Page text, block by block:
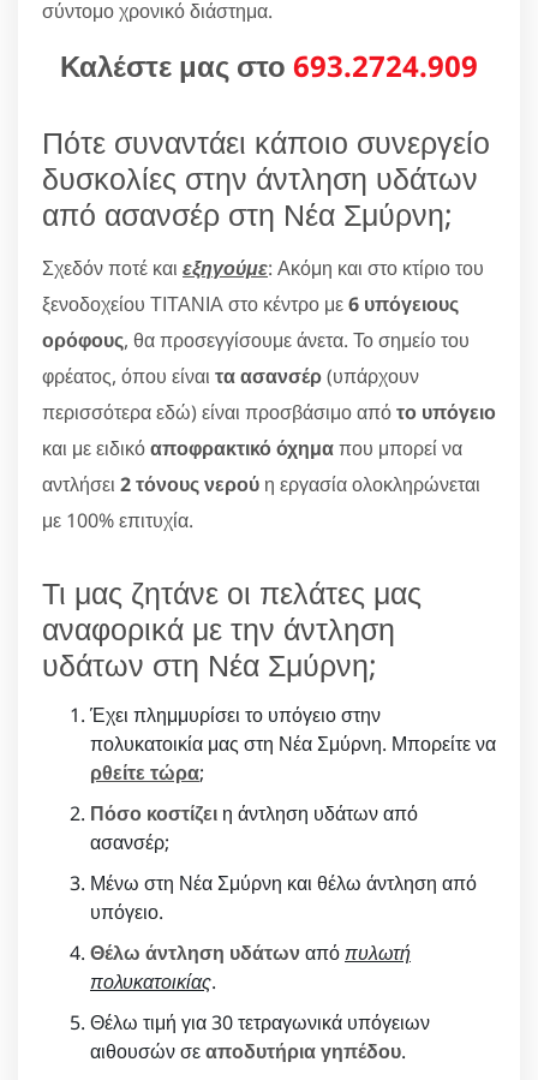
σύντομο χρονικό διάστημα.
Καλέστε μας στο 693.2724.909
Πότε συναντάει κάποιο συνεργείο
δυσκολίες στην άντληση υδάτων
από ασανσέρ στη Νέα Σμύρνη;
Σχεδόν ποτέ και εξηγούμε: Ακόμη και στο κτίριο του
ξενοδοχείου ΤΙΤΑΝΙΑ στο κέντρο με6 υπόγειους
ορόφους, θα προσεγγίσουμε άνετα. Το σημείο του
φρέατος, όπου είναι τα ασανσέρ(υπάρχουν
περισσότερα εδώ) είναι προσβάσιμο απότο υπόγειο
και με ειδικόαποφρακτικό όχημαπου μπορεί να
αντλήσει 2 τόνους νερού η εργασία ολοκληρώνεται
με 100% επιτυχία.
Τι μας ζητάνε οι πελάτες μας
αναφορικά με την άντληση
υδάτων στη Νέα Σμύρνη;
Έχει πλημμυρίσει το υπόγειο στην
πολυκατοικία μας στη Νέα Σμύρνη. Μπορείτε να
ρθείτε τώρα;
Πόσο κοστίζει η άντληση υδάτων από
ασανσέρ;
Μένω στη Νέα Σμύρνη και θέλω άντληση από
υπόγειο.
Θέλω άντληση υδάτωναπό πυλωτή
πολυκατοικίας.
Θέλω τιμή για 30 τετραγωνικά υπόγειων
αιθουσών σεαποδυτήρια γηπέδου.